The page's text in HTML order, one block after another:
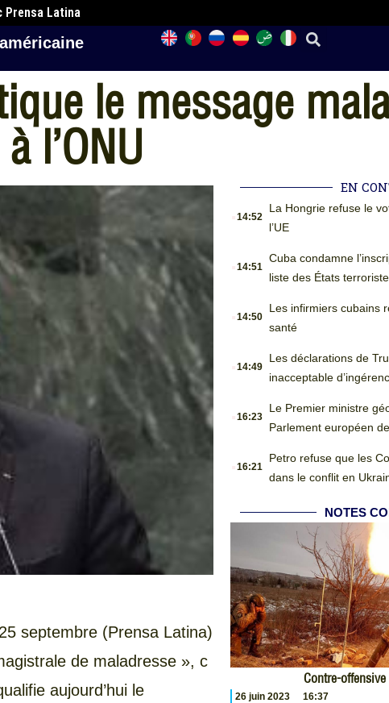
Prensa Latina
le message
l’ONU
septembre (Prensa Latina)
de maladresse », c
aujourd’hui le
EN
14:52
La Hongrie refuse le
l’UE
14:51
Cuba condamne
liste des États
14:50
Les infirmiers cubains
santé
14:49
Les déclarations de
inacceptable
16:23
Le Premier ministre
Parlement européen
16:21
Petro refuse que les
dans le conflit en
NOTES
Contre-
26 juin 2023 16:37